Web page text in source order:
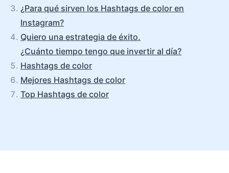
¿Para qué sirven los Hashtags de color en
Instagram?
Quiero una estrategia de éxito.
¿Cuánto tiempo tengo que invertir al día?
Hashtags de color
Mejores Hashtags de color
Top Hashtags de color